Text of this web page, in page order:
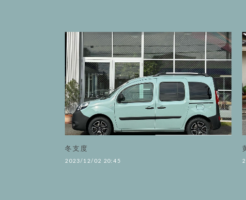
冬支度
2023/12/02 20:45